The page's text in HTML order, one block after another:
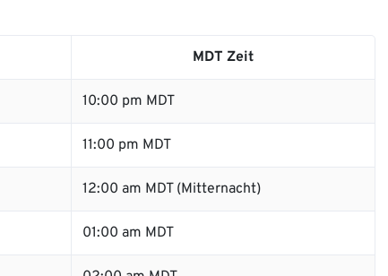
MDT Zeit
10:00 pm MDT
11:00 pm MDT
12:00 am MDT (Mitternacht)
01:00 am MDT